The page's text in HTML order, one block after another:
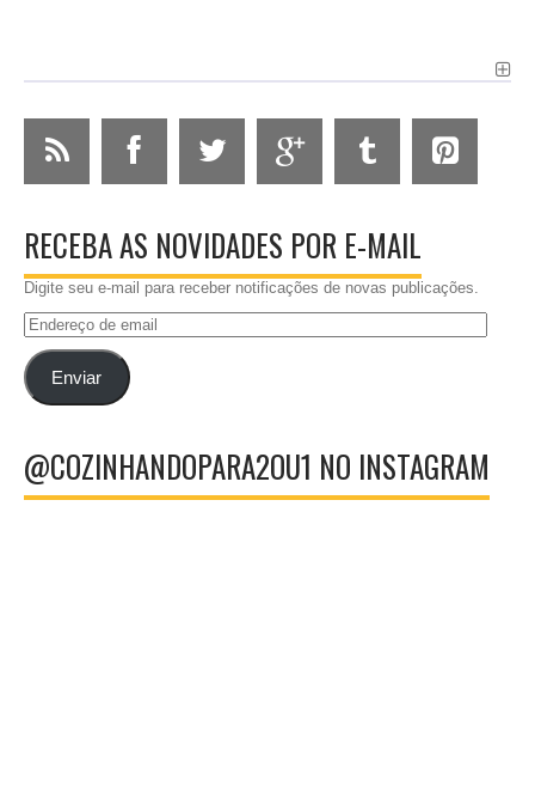
RECEBA AS NOVIDADES POR E-MAIL
Digite seu e-mail para receber notificações de novas publicações.
Endereço
emailEnviar
@COZINHANDOPARA2OU1 NO INSTAGRAM